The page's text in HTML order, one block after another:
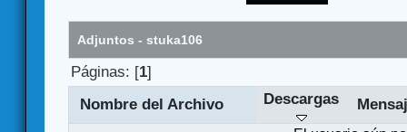
Adjuntos - stuka106
Páginas: [1]
Nombre del Archivo
Descargas